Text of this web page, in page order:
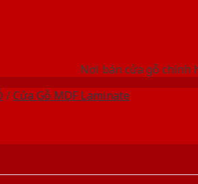
Nơi bán cửa gỗ chính
/Cửa Gỗ MDF Laminate